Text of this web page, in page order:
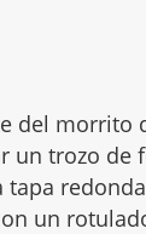
del morrito
un trozo de
un